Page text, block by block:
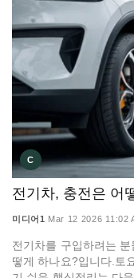
C
전기차, 충전은 어
미디어1 Mar 12 2026 11:02
전기차를 구입하려는
떻게 하나요?입니다.토